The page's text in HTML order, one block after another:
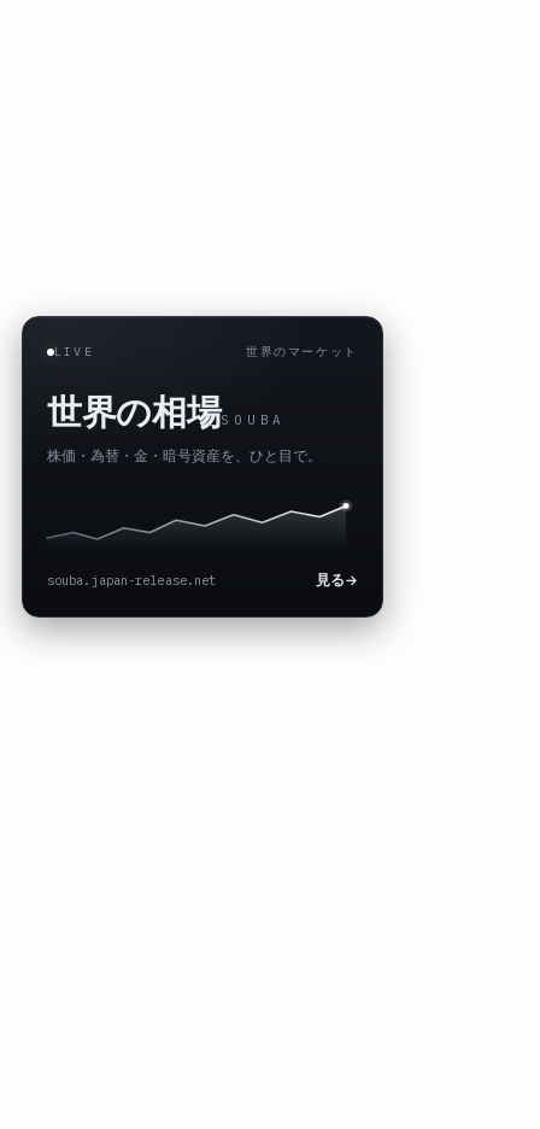
LIVE 世界のマーケット
世界の相場SOUBA
株価・為替・金・暗号資産を、ひと目で。
souba.japan-release.net 見る→